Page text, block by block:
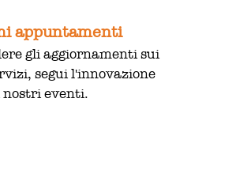
appuntamenti
gli aggiornamenti sui
segui l'innovazione
eventi.